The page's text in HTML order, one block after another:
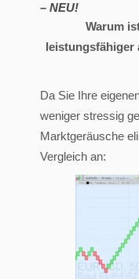
– NEU!
Warum
leistungsfähiger
Da Sie Ihre
weniger stressig
Marktgeräusche
Vergleich an: